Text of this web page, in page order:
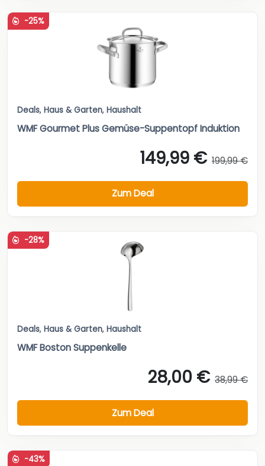
-25%
Deals, Haus & Garten, Haushalt
WMF Gourmet Plus Gemüse-Suppentopf Induktion
149,99 € 199,99 €
Zum Deal
-28%
Deals, Haus & Garten, Haushalt
WMF Boston Suppenkelle
28,00 € 38,99 €
Zum Deal
-43%